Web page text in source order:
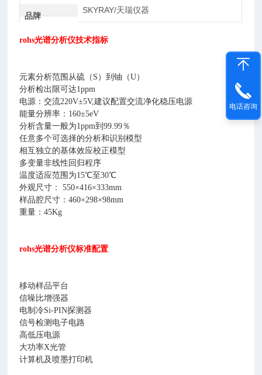
品牌
SKYRAY/天瑞仪器
rohs光谱分析仪技术指标
元素分析范围从硫（S）到铀（U）
分析检出限可达1ppm
电源：交流220V±5V,建议配置交流净化稳压电源
能量分辨率：160±5eV
分析含量一般为1ppm到99.99％
任意多个可选择的分析和识别模型
相互独立的基体效应校正模型
多变量非线性回归程序
温度适应范围为15℃至30℃
外观尺寸： 550×416×333mm
样品腔尺寸：460×298×98mm
重量：45Kg
rohs光谱分析仪标准配置
移动样品平台
信噪比增强器
电制冷Si-PIN探测器
信号检测电子电路
高低压电源
大功率X光管
计算机及喷墨打印机
电话咨询